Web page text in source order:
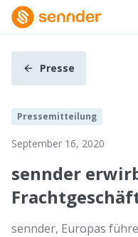
Presse
Pressemitteilung
September 16, 2020
sennder
sennder, Europas